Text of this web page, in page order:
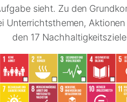
sieht. Zu den
Unterrichtsthemen,
den 17